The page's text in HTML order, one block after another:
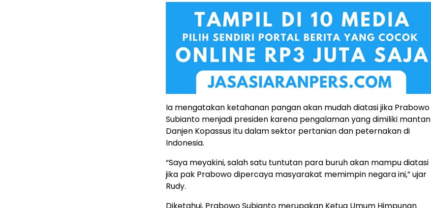
Ia mengatakan ketahanan pangan akan mudah diatasi jika Prabowo
Subianto menjadi presiden karena pengalaman yang dimiliki mantan
Danjen Kopassus itu dalam sektor pertanian dan peternakan di
Indonesia.
“Saya meyakini, salah satu tuntutan para buruh akan mampu diatasi
jika pak Prabowo dipercaya masyarakat memimpin negara ini,” ujar
Rudy.
Diketahui, Prabowo Subianto merupakan Ketua Umum Himpunan